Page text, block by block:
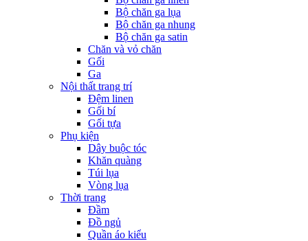
Bộ chăn ga lụa
Bộ chăn ga nhung
Bộ chăn ga satin
Chăn và vỏ chăn
Gối
Ga
Nội thất trang trí
Đệm linen
Gối bí
Gối tựa
Phụ kiện
Dây buộc tóc
Khăn quàng
Túi lụa
Vòng lụa
Thời trang
Đầm
Đồ ngủ
Quần áo kiểu